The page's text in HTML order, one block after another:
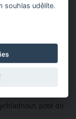
spařte vařící
poté do
souhlas udělíte.